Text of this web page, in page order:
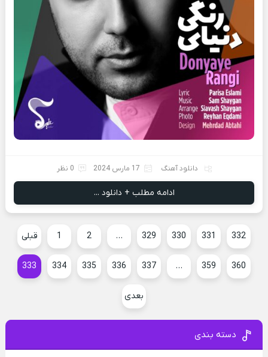
دانلود آهنگ 17 مارس 2024 0 نظر
ادامه مطلب + دانلود ...
قبلی 1 2 … 329 330 331 332
333 334 335 336 337 … 359 360
بعدی
دسته بندی